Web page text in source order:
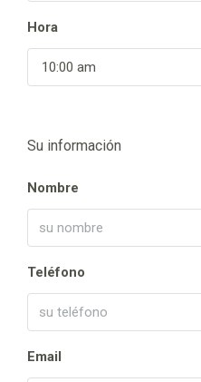
Hora
10:00 am
Su información
Nombre
Teléfono
Email